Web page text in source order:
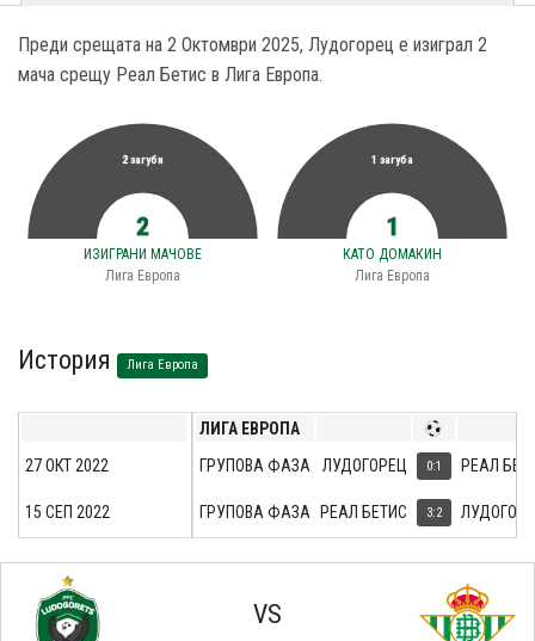
Преди срещата на 2 Октомври 2025, Лудогорец е изиграл 2
мача срещу Реал Бетис в Лига Европа.
2 загуби
2
ИЗИГРАНИ МАЧОВЕ
Лига Европа
1 загуба
1
КАТО ДОМАКИН
Лига Европа
История Лига Европа
ЛИГА ЕВРОПА
ГРУПОВА ФАЗА
ЛУДОГОРЕЦ 0:1 РЕАЛ
ГРУПОВА ФАЗА РЕАЛ БЕТИС 3:2
27 ОКТ 2022
15 СЕП 2022
VS